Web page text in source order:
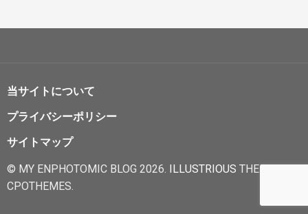
当サイトについて
プライバシーポリシー
サイトマップ
© MY ENPHOTOMIC BLOG 2026. ILLUSTRIOUS THEME BY
CPOTHEMES.